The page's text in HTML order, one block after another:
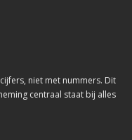
niet met nummers. Dit
centraal staat bij alles